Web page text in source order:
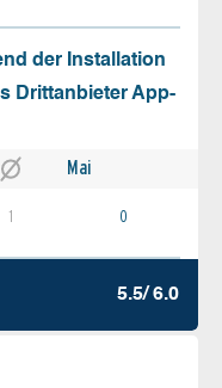
der Installation
Drittanbieter App-
Mai
1 0
5.5/ 6.0